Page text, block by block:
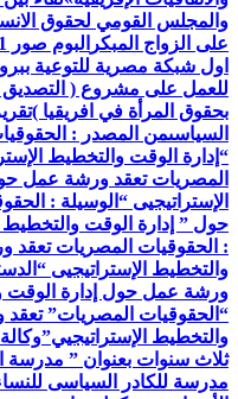
والمجلس القومي لحقوق
على الزواج المبكر البوم صور 1
اول شبكة مصرية للتوعية
للعمل على مشروع ( التصديق
بحقوق المرأة في افريقيا )
السياسىمن المصدر :
“إدارة الوقت والتخطيط
المصريات تعقد ورشة عمل
الإستراتيجيى “ الوسيلة :
حول ” إدارة الوقت والتخطيط
: الحقوقيات المصريات
والتخطيط الإستراتيجيى “
ورشة عمل حول إدارة الوقت
“الحقوقيات المصريات”
والتخطيط الإستراتيجيي”
ثلاث سنوات بعنوان ” مدرسة
مدرسة للكادر السياسى